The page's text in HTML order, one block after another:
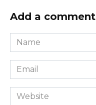
Add a comment
Name
*
Email
*
Website